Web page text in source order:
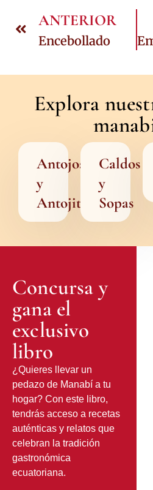
ANTERIOR
Encebollado
Explora
Antojos
y
Antojitos
Caldos
y
Sopas
Concursa y
gana el
exclusivo
libro
¿Quieres llevar un
pedazo de Manabí a tu
hogar? Con este libro,
tendrás acceso a recetas
auténticas y relatos que
celebran la tradición
gastronómica
ecuatoriana.